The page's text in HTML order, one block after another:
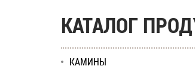
КАТАЛОГ
КАМИНЫ